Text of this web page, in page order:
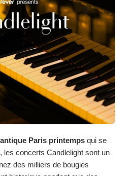
Paris printemps qui se
les concerts Candlelight sont un
des milliers de bougies